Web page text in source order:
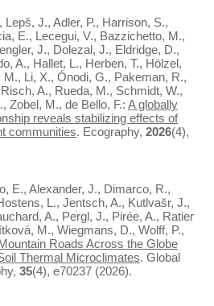
J., Adler, P., Harrison, S.,
E., Lecegui, V., Bazzichetto, M.,
J., Dolezal, J., Eldridge, D.,
A., Hallet, L., Herben, T., Hölzel,
Li, X., Ónodi, G., Pakeman, R.,
A., Rueda, M., Schmidt, W.,
Zobel, M., de Bello, F.: A globally
reveals stabilizing effects of
communities. Ecography, 2026(4),
E., Alexander, J., Dimarco, R.,
L., Jentsch, A., Kutlvašr, J.,
A., Pergl, J., Pirée, A., Ratier
M., Wiegmans, D., Wolff, P.,
Roads Across the Globe
Thermal Microclimates. Global
35(4), e70237 (2026).